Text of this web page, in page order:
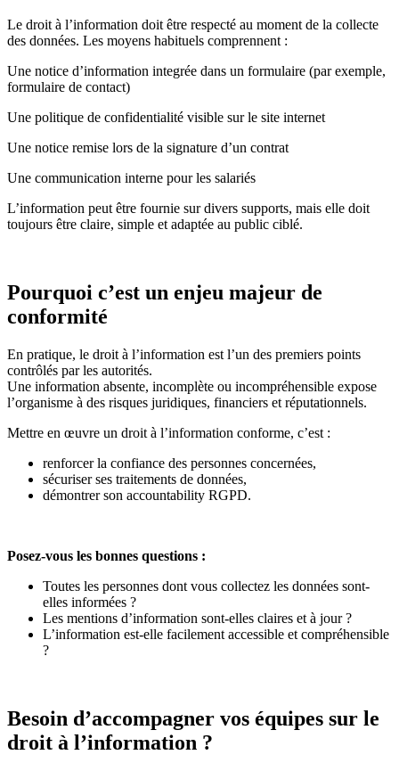
Le droit à l’information doit être respecté au moment de la collecte
des données. Les moyens habituels comprennent :
Une notice d’information integrée dans un formulaire (par exemple,
formulaire de contact)
Une politique de confidentialité visible sur le site internet
Une notice remise lors de la signature d’un contrat
Une communication interne pour les salariés
L’information peut être fournie sur divers supports, mais elle doit
toujours être claire, simple et adaptée au public ciblé.
Pourquoi c’est un enjeu majeur de
conformité
En pratique, le droit à l’information est l’un des premiers points
contrôlés par les autorités.
Une information absente, incomplète ou incompréhensible expose
l’organisme à des risques juridiques, financiers et réputationnels.
Mettre en œuvre un droit à l’information conforme, c’est :
renforcer la confiance des personnes concernées,
sécuriser ses traitements de données,
démontrer son accountability RGPD.
Posez-vous les bonnes questions :
Toutes les personnes dont vous collectez les données sont-
elles informées ?
Les mentions d’information sont-elles claires et à jour ?
L’information est-elle facilement accessible et compréhensible
?
Besoin d’accompagner vos équipes sur le
droit à l’information ?